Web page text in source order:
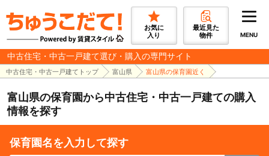
お気に
入り
最近見た
物件
MENU
中古住宅・中古一戸建て選び・購入の専門サイト
中古住宅・中古一戸建てトップ 富山県 富山県の保育園近く
富山県の保育園から中古住宅・中古一戸建ての購入
情報を探す
保育園名を入力して探す